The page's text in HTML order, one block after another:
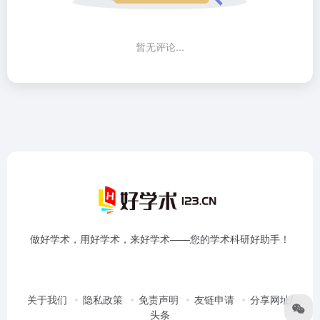
暂无评论...
做好学术，用好学术，来好学术——您的学术科研好助手！
关于我们 隐私政策 免责声明 友链申请
分享网址/
头条